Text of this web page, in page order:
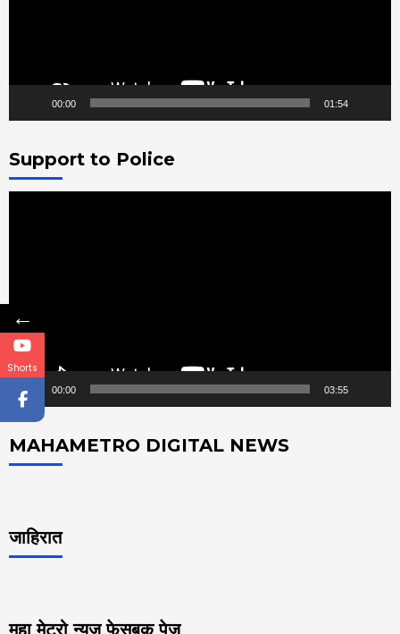
00:00 01:54
Support to Police
00:00 03:55
MAHAMETRO DIGITAL NEWS
जाहिरात
महा मेट्रो न्युज फेसबुक पेज
←
Shorts